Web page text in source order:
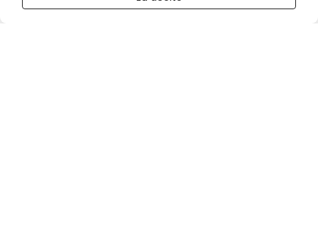
R$ 93,00no cartão de crédito Pré